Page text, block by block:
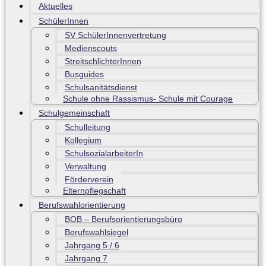
Aktuelles
SchülerInnen
SV SchülerInnenvertretung
Medienscouts
StreitschlichterInnen
Busguides
Schulsanitätsdienst
Schule ohne Rassismus- Schule mit Courage
Schulgemeinschaft
Schulleitung
Kollegium
SchulsozialarbeiterIn
Verwaltung
Förderverein
Elternpflegschaft
Berufswahlorientierung
BOB – Berufsorientierungsbüro
Berufswahlsiegel
Jahrgang 5 / 6
Jahrgang 7